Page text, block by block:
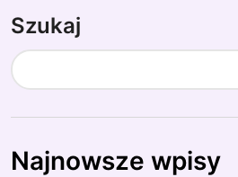
Szukaj
Najnowsze wpisy